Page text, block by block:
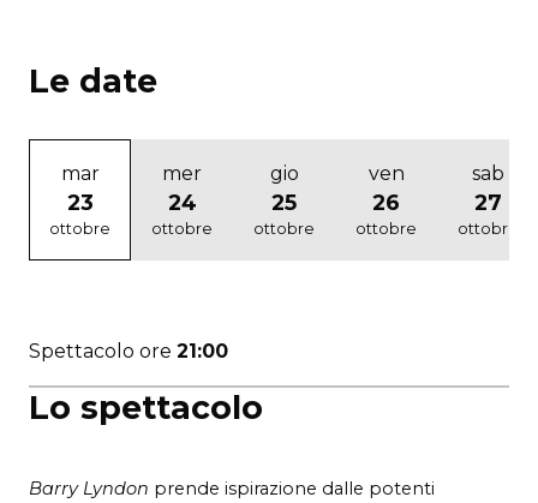
Lo spettacolo
Barry Lyndon prende ispirazione dalle potenti
Le date
mar
23
ottobre
mer
24
ottobre
gio
25
ottobre
ven
26
ottobre
sab
27
ottobre
Spettacolo ore 21:00